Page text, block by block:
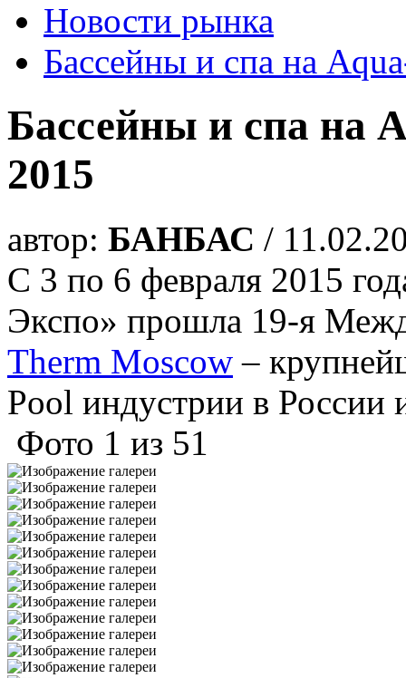
Новости рынка
Бассейны и спа на
Бассейны и спа на
2015
автор: БАНБАС /
С 3 по 6 февраля 2015
Экспо» прошла 19-я
Therm Moscow –
Pool индустрии в России
Фото 1 из 51